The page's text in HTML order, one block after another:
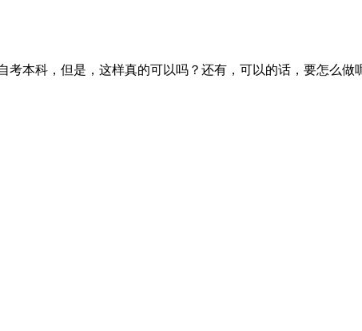
本科，但是，这样真的可以吗？还有，可以的话，要怎么做